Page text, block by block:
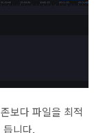
보다 파일을 최적
니다.